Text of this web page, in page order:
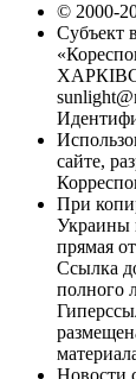
© 2000-
Субъект
сайте,
При
Украины
прямая
Ссылка
полного